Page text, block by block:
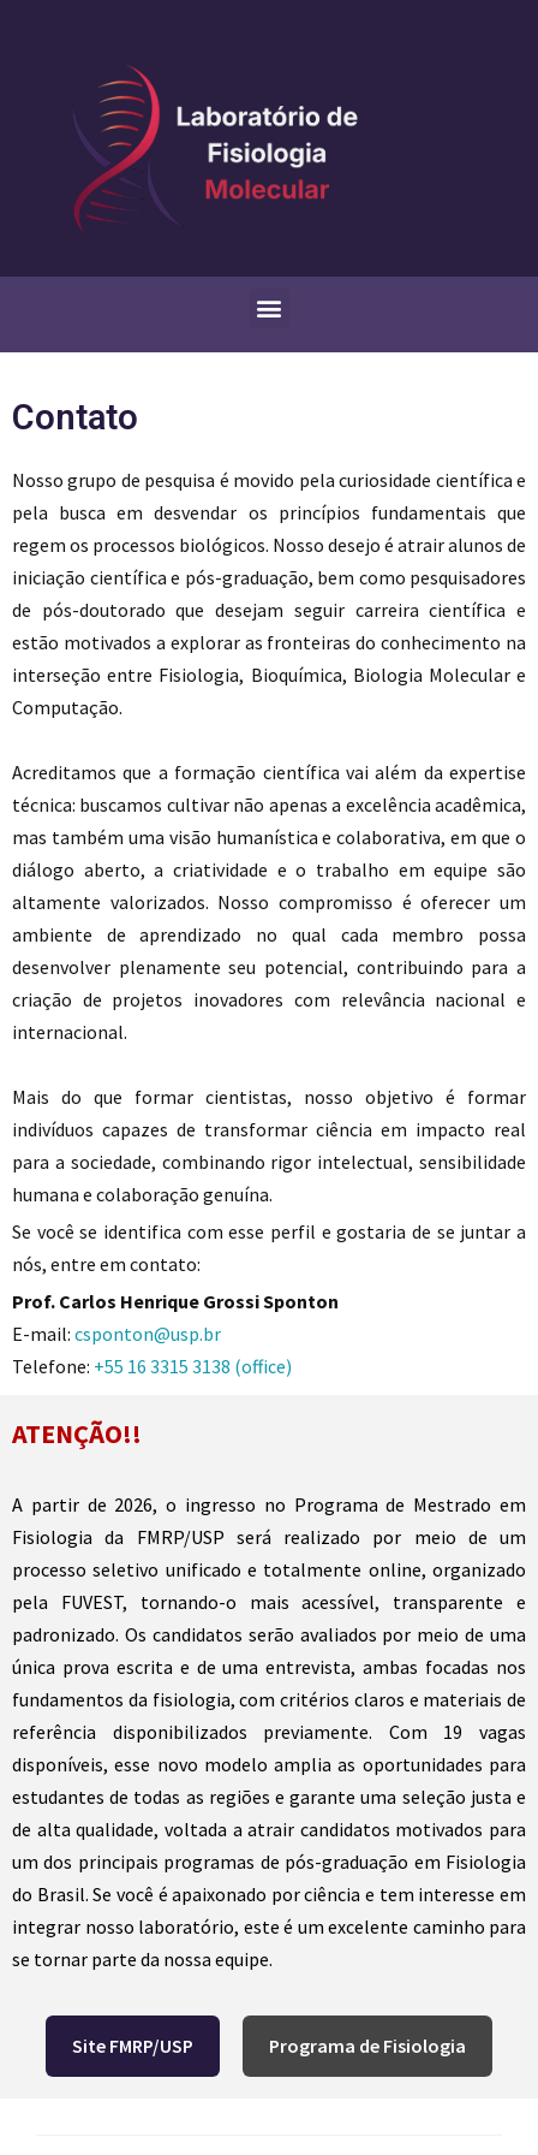
Contato
Nosso grupo de pesquisa é movido pela curiosidade científica e
pela busca em desvendar os princípios fundamentais que
regem os processos biológicos. Nosso desejo é atrair alunos de
iniciação científica e pós-graduação, bem como pesquisadores
de pós-doutorado que desejam seguir carreira científica e
estão motivados a explorar as fronteiras do conhecimento na
interseção entre Fisiologia, Bioquímica, Biologia Molecular e
Computação.
Acreditamos que a formação científica vai além da expertise
técnica: buscamos cultivar não apenas a excelência acadêmica,
mas também uma visão humanística e colaborativa, em que o
diálogo aberto, a criatividade e o trabalho em equipe são
altamente valorizados. Nosso compromisso é oferecer um
ambiente de aprendizado no qual cada membro possa
desenvolver plenamente seu potencial, contribuindo para a
criação de projetos inovadores com relevância nacional e
internacional.
Mais do que formar cientistas, nosso objetivo é formar
indivíduos capazes de transformar ciência em impacto real
para a sociedade, combinando rigor intelectual, sensibilidade
humana e colaboração genuína.
Se você se identifica com esse perfil e gostaria de se juntar a
nós, entre em contato:
Prof. Carlos Henrique Grossi Sponton
E-mail: csponton@usp.br
Telefone: +55 16 3315 3138 (office)
ATENÇÃO!!
A partir de 2026, o ingresso no Programa de Mestrado em
Fisiologia da FMRP/USP será realizado por meio de um
processo seletivo unificado e totalmente online, organizado
pela FUVEST, tornando-o mais acessível, transparente e
padronizado. Os candidatos serão avaliados por meio de uma
única prova escrita e de uma entrevista, ambas focadas nos
fundamentos da fisiologia, com critérios claros e materiais de
referência disponibilizados previamente. Com 19 vagas
disponíveis, esse novo modelo amplia as oportunidades para
estudantes de todas as regiões e garante uma seleção justa e
de alta qualidade, voltada a atrair candidatos motivados para
um dos principais programas de pós-graduação em Fisiologia
do Brasil. Se você é apaixonado por ciência e tem interesse em
integrar nosso laboratório, este é um excelente caminho para
se tornar parte da nossa equipe.
Site FMRP/USP Programa de Fisiologia